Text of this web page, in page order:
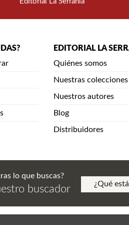
EDITORIAL LA
Quiénes somos
Nuestras colecciones
Nuestros autores
Blog
Distribuidores
lo que buscas?
buscador
de Privacidad. Aviso de